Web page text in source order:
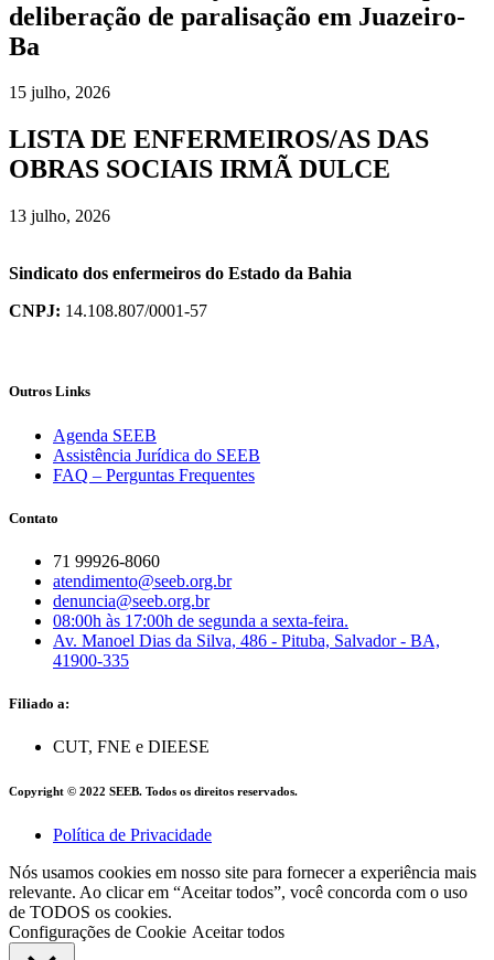
deliberação de paralisação em Juazeiro-
Ba
15 julho, 2026
LISTA DE ENFERMEIROS/AS DAS
OBRAS SOCIAIS IRMÃ DULCE
13 julho, 2026
Sindicato dos enfermeiros do Estado da Bahia
CNPJ: 14.108.807/0001-57
Outros Links
Agenda SEEB
Assistência Jurídica do SEEB
FAQ – Perguntas Frequentes
Contato
71 99926-8060
atendimento@seeb.org.br
denuncia@seeb.org.br
08:00h às 17:00h de segunda a sexta-feira.
Av. Manoel Dias da Silva, 486 - Pituba, Salvador - BA,
41900-335
Filiado a:
CUT, FNE e DIEESE
Copyright © 2022 SEEB. Todos os direitos reservados.
Política de Privacidade
Nós usamos cookies em nosso site para fornecer a experiência mais
relevante. Ao clicar em “Aceitar todos”, você concorda com o uso
de TODOS os cookies.
Configurações de Cookie Aceitar todos